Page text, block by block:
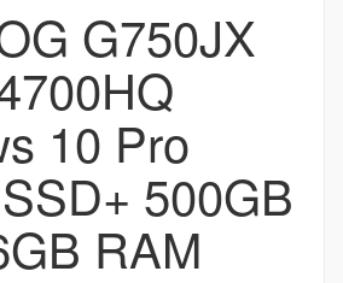
G750JX
10 Pro
500GB
RAM